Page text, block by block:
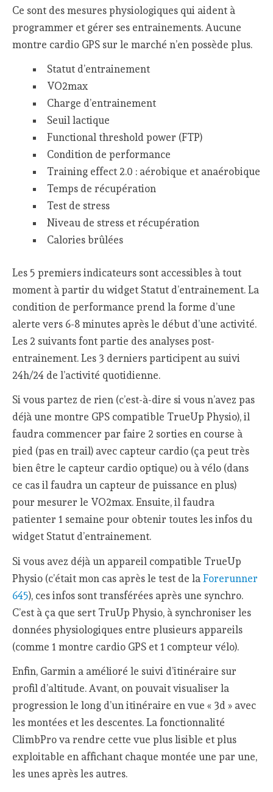
Ce sont des mesures physiologiques qui aident à
programmer et gérer ses entrainements. Aucune
montre cardio GPS sur le marché n’en possède plus.
Statut d’entrainement
VO2max
Charge d’entrainement
Seuil lactique
Functional threshold power (FTP)
Condition de performance
Training effect 2.0 : aérobique et anaérobique
Temps de récupération
Test de stress
Niveau de stress et récupération
Calories brûlées
Les 5 premiers indicateurs sont accessibles à tout
moment à partir du widget Statut d’entrainement. La
condition de performance prend la forme d’une
alerte vers 6-8 minutes après le début d’une activité.
Les 2 suivants font partie des analyses post-
entrainement. Les 3 derniers participent au suivi
24h/24 de l’activité quotidienne.
Si vous partez de rien (c’est-à-dire si vous n’avez pas
déjà une montre GPS compatible TrueUp Physio), il
faudra commencer par faire 2 sorties en course à
pied (pas en trail) avec capteur cardio (ça peut très
bien être le capteur cardio optique) ou à vélo (dans
ce cas il faudra un capteur de puissance en plus)
pour mesurer le VO2max. Ensuite, il faudra
patienter 1 semaine pour obtenir toutes les infos du
widget Statut d’entrainement.
Si vous avez déjà un appareil compatible TrueUp
Physio (c’était mon cas après le test de laForerunner
645), ces infos sont transférées après une synchro.
C’est à ça que sert TruUp Physio, à synchroniser les
données physiologiques entre plusieurs appareils
(comme 1 montre cardio GPS et 1 compteur vélo).
Enfin, Garmin a amélioré le suivi d’itinéraire sur
profil d’altitude. Avant, on pouvait visualiser la
progression le long d’un itinéraire en vue « 3d » avec
les montées et les descentes. La fonctionnalité
ClimbPro va rendre cette vue plus lisible et plus
exploitable en affichant chaque montée une par une,
les unes après les autres.